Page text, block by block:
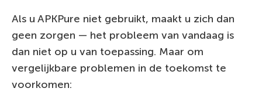
Als u APKPure niet gebruikt, maakt u zich dan
geen zorgen — het probleem van vandaag is
dan niet op u van toepassing. Maar om
vergelijkbare problemen in de toekomst te
voorkomen: